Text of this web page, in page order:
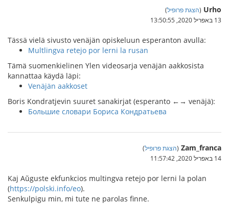
Urho
(הצגת פרופיל)
13 באפריל 2020, 13:50:55
Tässä vielä sivusto venäjän opiskeluun esperanton avulla:
Multlingva retejo por lerni la rusan
Tämä suomenkielinen Ylen videosarja venäjän aakkosista
kannattaa käydä läpi:
Venäjän aakkoset
Boris Kondratjevin suuret sanakirjat (esperanto ←→ venäjä):
Большие словари Бориса Кондратьева
Zam_franca
(הצגת פרופיל)
14 באפריל 2020, 11:57:42
Kaj Aŭguste ekfunkcios multingva retejo por lerni la polan
(https://polski.info/eo).
Senkulpigu min, mi tute ne parolas finne.